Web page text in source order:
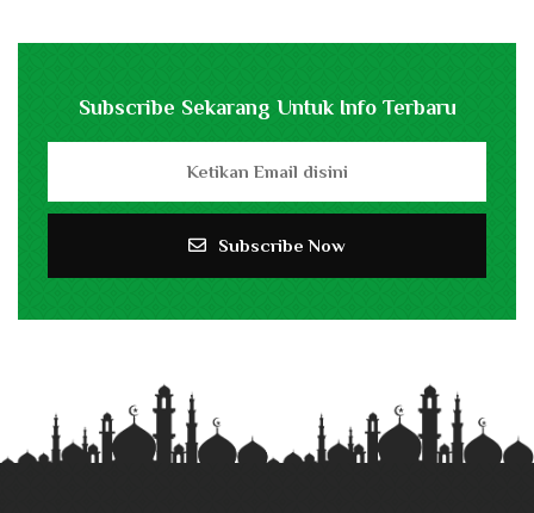
Subscribe Sekarang Untuk Info Terbaru
Subscribe Now